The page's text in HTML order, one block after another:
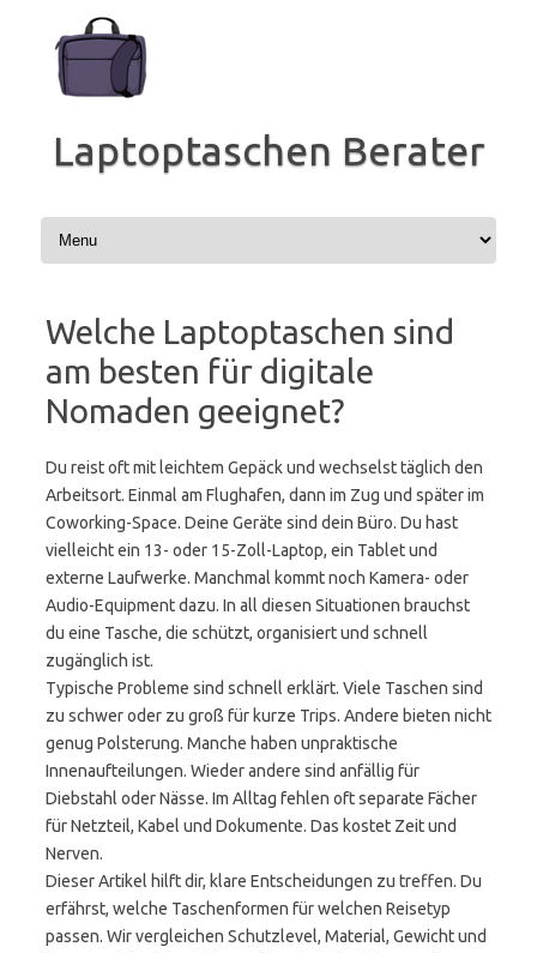
springen
Laptoptaschen Berater
Welche Laptoptaschen sind
am besten für digitale
Nomaden geeignet?
Du reist oft mit leichtem Gepäck und wechselst täglich den
Arbeitsort. Einmal am Flughafen, dann im Zug und später im
Coworking-Space. Deine Geräte sind dein Büro. Du hast
vielleicht ein 13- oder 15-Zoll-Laptop, ein Tablet und
externe Laufwerke. Manchmal kommt noch Kamera- oder
Audio-Equipment dazu. In all diesen Situationen brauchst
du eine Tasche, die schützt, organisiert und schnell
zugänglich ist.
Typische Probleme sind schnell erklärt. Viele Taschen sind
zu schwer oder zu groß für kurze Trips. Andere bieten nicht
genug Polsterung. Manche haben unpraktische
Innenaufteilungen. Wieder andere sind anfällig für
Diebstahl oder Nässe. Im Alltag fehlen oft separate Fächer
für Netzteil, Kabel und Dokumente. Das kostet Zeit und
Nerven.
Dieser Artikel hilft dir, klare Entscheidungen zu treffen. Du
erfährst, welche Taschenformen für welchen Reisetyp
passen. Wir vergleichen Schutzlevel, Material, Gewicht und